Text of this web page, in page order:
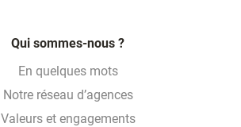
Qui sommes-nous ?
En quelques mots
Notre réseau d’agences
Valeurs et engagements